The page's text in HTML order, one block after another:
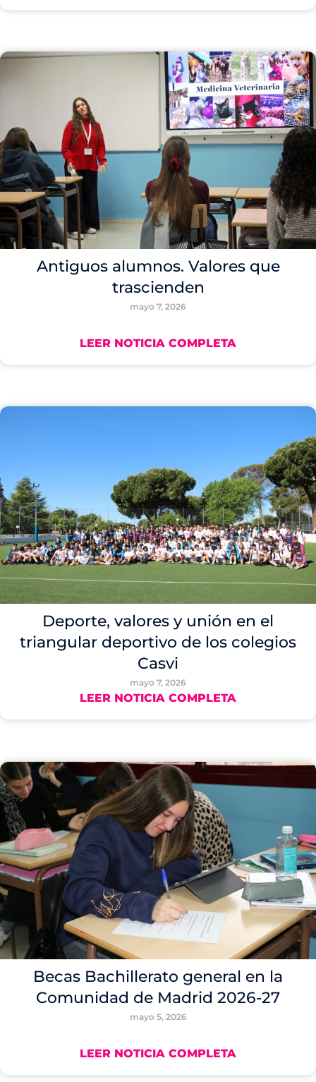
Antiguos alumnos. Valores que
trascienden
mayo 7, 2026
LEER NOTICIA COMPLETA
Deporte, valores y unión en el
triangular deportivo de los colegios
Casvi
mayo 7, 2026
LEER NOTICIA COMPLETA
Becas Bachillerato general en la
Comunidad de Madrid 2026-27
mayo 5, 2026
LEER NOTICIA COMPLETA